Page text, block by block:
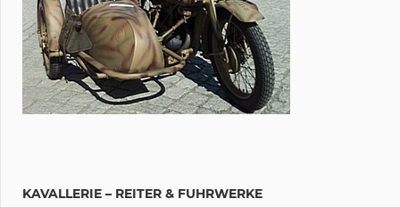
KAVALLERIE – REITER & FUHRWERKE